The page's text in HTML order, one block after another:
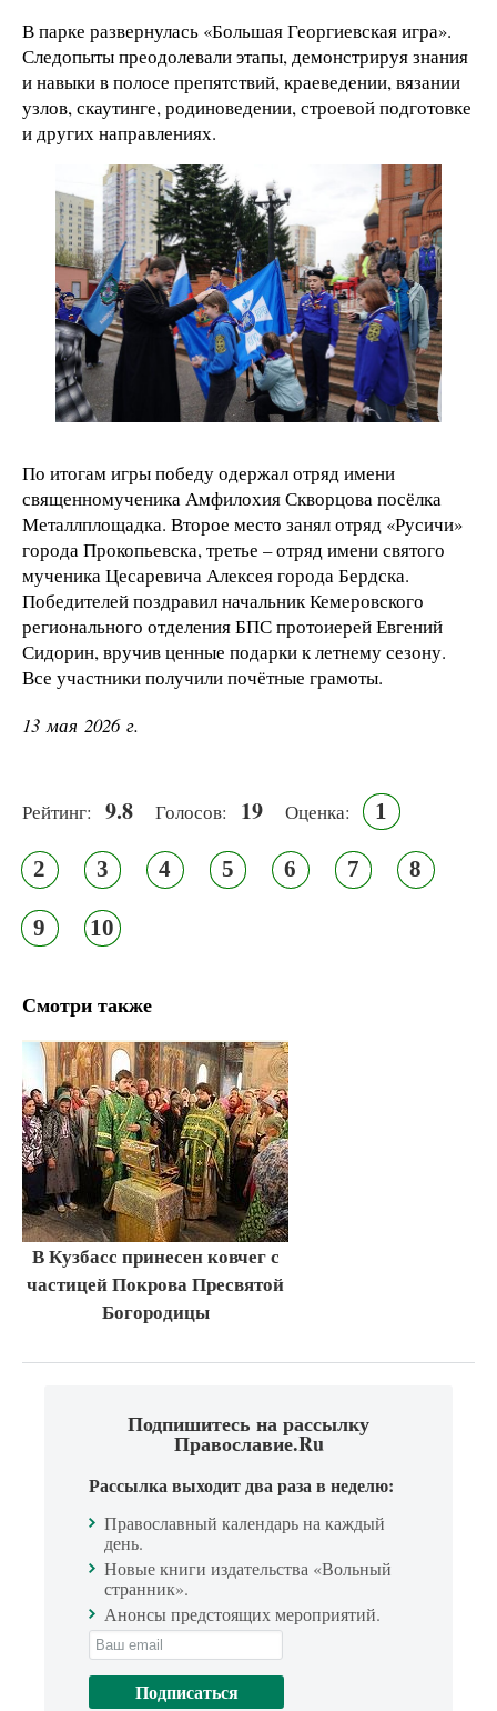
В парке развернулась «Большая Георгиевская игра».
Следопыты преодолевали этапы, демонстрируя знания
и навыки в полосе препятствий, краеведении, вязании
узлов, скаутинге, родиноведении, строевой подготовке
и других направлениях.
По итогам игры победу одержал отряд имени
священномученика Амфилохия Скворцова посёлка
Металлплощадка. Второе место занял отряд «Русичи»
города Прокопьевска, третье – отряд имени святого
мученика Цесаревича Алексея города Бердска.
Победителей поздравил начальник Кемеровского
регионального отделения БПС протоиерей Евгений
Сидорин, вручив ценные подарки к летнему сезону.
Все участники получили почётные грамоты.
13 мая 2026 г.
Рейтинг: 9.8 Голосов: 19 Оценка: 1
2 3 4 5 6 7 8
9 10
Смотри также
В Кузбасс принесен ковчег с
частицей Покрова Пресвятой
Богородицы
Подпишитесь на рассылку
Православие.Ru
Рассылка выходит два раза в неделю:
Православный календарь на каждый
день.
Новые книги издательства «Вольный
странник».
Анонсы предстоящих мероприятий.